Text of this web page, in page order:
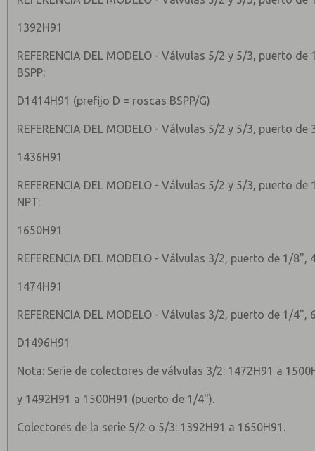
1392H91
REFERENCIA DEL MODELO - Válvulas 5/2 y 5/3, puerto
BSPP:
D1414H91 (prefijo D = roscas BSPP/G)
REFERENCIA DEL MODELO - Válvulas 5/2 y 5/3, puerto
1436H91
REFERENCIA DEL MODELO - Válvulas 5/2 y 5/3, puerto
NPT:
1650H91
REFERENCIA DEL MODELO - Válvulas 3/2, puerto de 1/8",
1474H91
REFERENCIA DEL MODELO - Válvulas 3/2, puerto de 1/4",
D1496H91
Nota: Serie de colectores de válvulas 3/2: 1472H91 a
y 1492H91 a 1500H91 (puerto de 1/4").
Colectores de la serie 5/2 o 5/3: 1392H91 a 1650H91.